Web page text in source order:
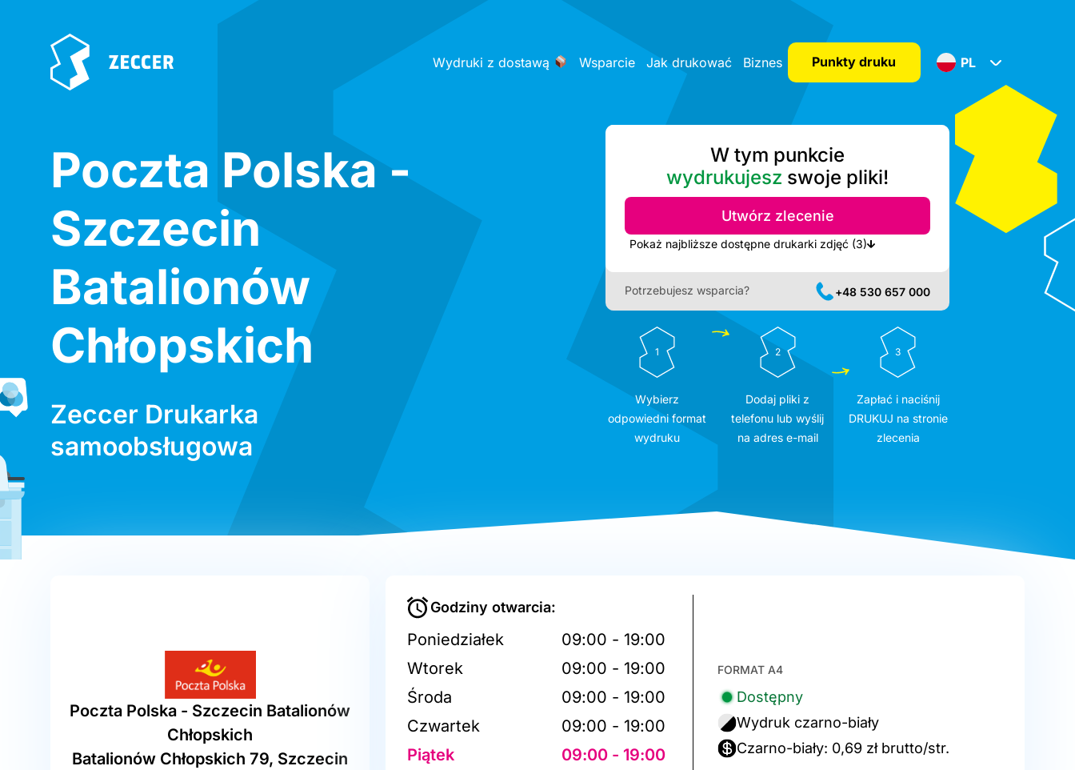
Wydruki z dostawą Wsparcie Jak drukować Biznes Punkty druku PL
Poczta Polska -
Szczecin
Batalionów
Chłopskich
Zeccer Drukarka
samoobsługowa
W tym punkcie
wydrukujesz swoje pliki!
Utwórz zlecenie
Pokaż najbliższe dostępne drukarki zdjęć (3)
Potrzebujesz wsparcia? +48 530 657 000
1
Wybierz
odpowiedni format
wydruku
2
Dodaj pliki z
telefonu lub wyślij
na adres e-mail
3
Zapłać i naciśnij
DRUKUJ na stronie
zlecenia
Poczta Polska - Szczecin Batalionów
Chłopskich
Batalionów Chłopskich 79, Szczecin
Godziny otwarcia:
Poniedziałek
09:00 - 19:00
Wtorek
09:00 - 19:00
Środa
09:00 - 19:00
Czwartek
09:00 - 19:00
Piątek
09:00 - 19:00
FORMAT A4
Dostępny
Wydruk czarno-biały
Czarno-biały: 0,69 zł brutto/str.